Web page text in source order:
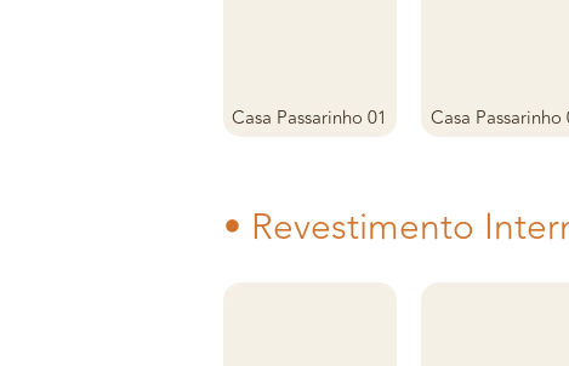
Casa Passarinho 01 Casa Passarinho
• Revestimento